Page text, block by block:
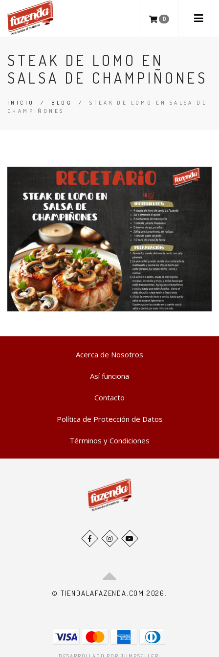
0
STEAK DE LOMO EN
SALSA DE CHAMPIÑONES
INICIO / BLOG /STEAK DE LOMO EN SALSA DE
CHAMPIÑONES
Acerca de Nosotros
Así funciona
Contacto
Política de Protección de Datos
Términos y Condiciones
© TIENDALAFAZENDA.COM 2026.